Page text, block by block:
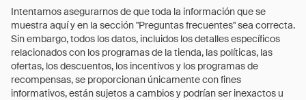
Intentamos asegurarnos de que toda la información que se
muestra aquí y en la sección "Preguntas frecuentes" sea correcta.
Sin embargo, todos los datos, incluidos los detalles específicos
relacionados con los programas de la tienda, las políticas, las
ofertas, los descuentos, los incentivos y los programas de
recompensas, se proporcionan únicamente con fines
informativos, están sujetos a cambios y podrían ser inexactos u